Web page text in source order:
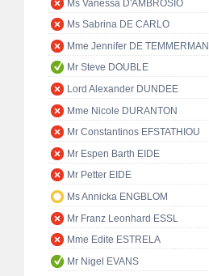
Ms Vanessa D'AMBROSIO
Ms Sabrina DE CARLO
Mme Jennifer DE TEMMERMAN
Mr Steve DOUBLE
Lord Alexander DUNDEE
Mme Nicole DURANTON
Mr Constantinos EFSTATHIOU
Mr Espen Barth EIDE
Mr Petter EIDE
Ms Annicka ENGBLOM
Mr Franz Leonhard ESSL
Mme Edite ESTRELA
Mr Nigel EVANS